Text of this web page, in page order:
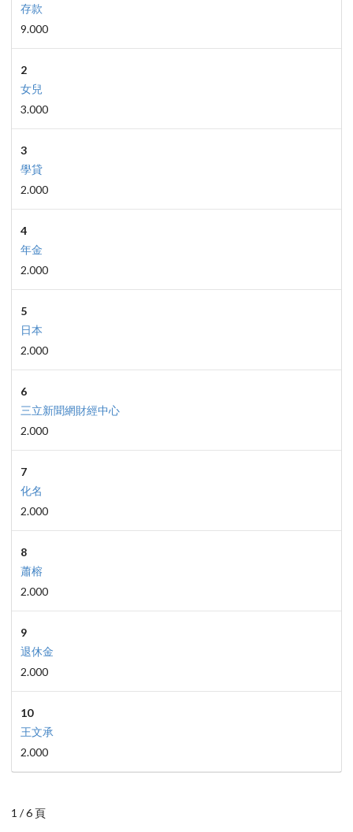
存款
9.000
2
女兒
3.000
3
學貸
2.000
4
年金
2.000
5
日本
2.000
6
三立新聞網財經中心
2.000
7
化名
2.000
8
蕭榕
2.000
9
退休金
2.000
10
王文承
2.000
1 / 6 頁